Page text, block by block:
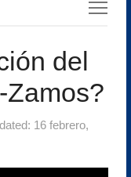
del
16 febrero,